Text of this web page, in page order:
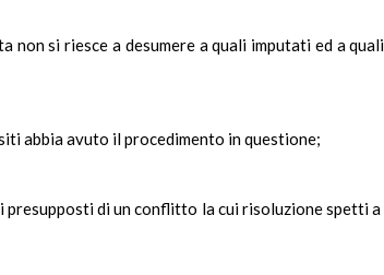
non si riesce a desumere a quali imputati ed a
abbia avuto il procedimento in questione;
di un conflitto la cui risoluzione spetti